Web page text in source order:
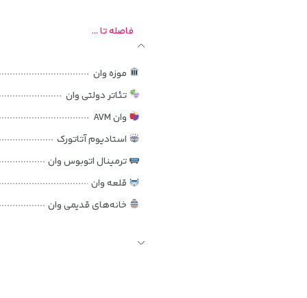
تمیزی و راحتی تمرکز دارد. خبری از فضای خیلی لوکس و شلوغ نیست؛ اما
و اقامت در هتلی خوش‌مسیر است، فضای ساده و کاربردی هتل دیمیت پارک
فاصله تا ...
موزه وان
تئاتر دولتی وان
وان AVM
استادیوم آتاتورک
ترمینال اتوبوس وان
قلعه وان
خانه‌های قدیمی وان